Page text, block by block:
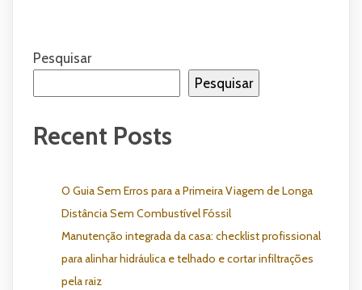
Pesquisar
Pesquisar
Recent Posts
O Guia Sem Erros para a Primeira Viagem de Longa
Distância Sem Combustível Fóssil
Manutenção integrada da casa: checklist profissional
para alinhar hidráulica e telhado e cortar infiltrações
pela raiz